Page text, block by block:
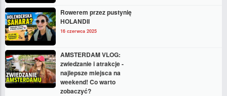
Rowerem przez pustynię
HOLANDII
16 czerwca 2025
AMSTERDAM VLOG:
zwiedzanie i atrakcje -
najlepsze miejsca na
weekend! Co warto
zobaczyć?